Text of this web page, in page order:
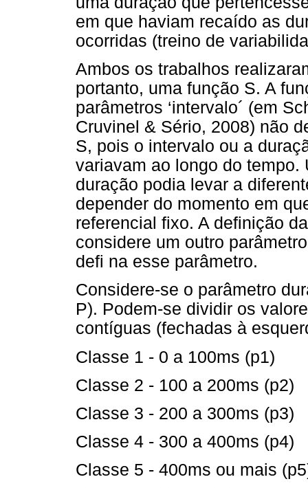
em que haviam recaído as
ocorridas (treino de
Ambos os trabalhos
portanto, uma função S. A
parâmetros ‘intervalo´ (em
Cruvinel & Sério, 2008) não
S, pois o intervalo ou a
variavam ao longo do
duração podia levar a
depender do momento em
referencial fixo. A definição
considere um outro
defi na esse parâmetro.
Considere-se o parâmetro
P). Podem-se dividir os
contíguas (fechadas à
Classe 1 - 0 a 100ms (p1)
Classe 2 - 100 a 200ms (p2)
Classe 3 - 200 a 300ms (p3)
Classe 4 - 300 a 400ms (p4)
Classe 5 - 400ms ou mais